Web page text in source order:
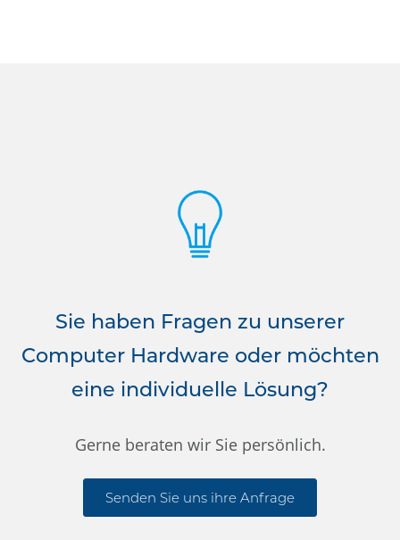
Sie haben Fragen zu unserer
Computer Hardware oder möchten
eine individuelle Lösung?
Gerne beraten wir Sie persönlich.
Senden Sie uns ihre Anfrage